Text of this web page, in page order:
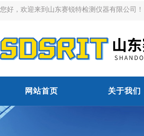
您好，欢迎来到山东赛锐特检测仪器有限公司！
网站首页 关于我们